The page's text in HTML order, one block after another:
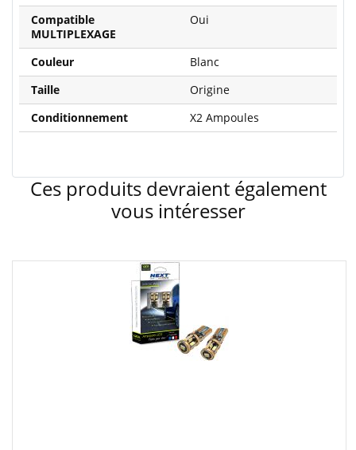
Compatible
MULTIPLEXAGE
Oui
Couleur
Blanc
Taille
Origine
Conditionnement
X2 Ampoules
Ces produits devraient également
vous intéresser